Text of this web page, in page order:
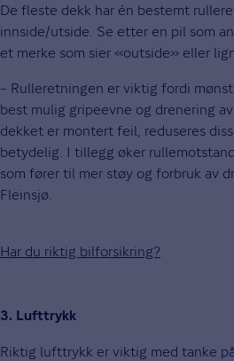
De fleste dekk har én bestemt
innside/utside. Se etter en pil som
et merke som sier «outside» eller
– Rulleretningen er viktig fordi
best mulig gripeevne og drenering
dekket er montert feil, reduseres
betydelig. I tillegg øker
som fører til mer støy og forbruk av
Fleinsjø.
Har du riktig bilforsikring?
3. Lufttrykk
Riktig lufttrykk er viktig med tanke